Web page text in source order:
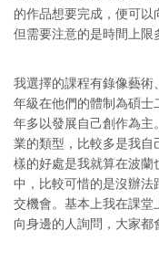
的作品想要完成，便可以
但需要注意的是時間上限
我選擇的課程有錄像藝
年級在他們的體制為碩
年多以發展自己創作為
業的類型，比較多是我
樣的好處是我就算在波
中，比較可惜的是沒辦
交機會。基本上我在課
向身邊的人詢問，大家都